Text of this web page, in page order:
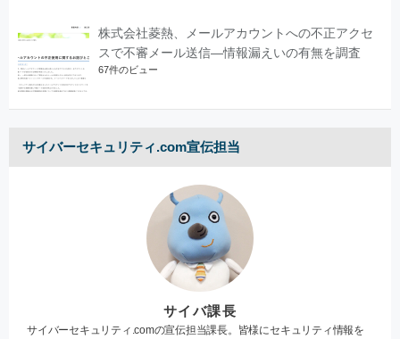
株式会社菱熱、メールアカウントへの不正アクセ
スで不審メール送信―情報漏えいの有無を調査
67件のビュー
サイバーセキュリティ.com宣伝担当
サイバ課長
サイバーセキュリティ.comの宣伝担当課長。皆様にセキュリティ情報を